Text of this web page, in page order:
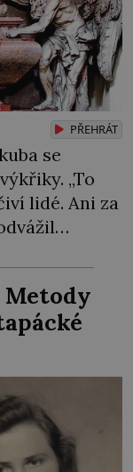
PŘEHRÁT
se
„To
lidé. Ani za
Za několik
Když o
Metody